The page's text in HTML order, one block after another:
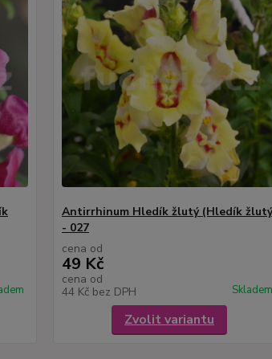
Antirrhinum Hledík žlutý (Hledík
- 027
cena od
49 Kč
cena od
44 Kč bez DPH Skladem
Zvolit variantu